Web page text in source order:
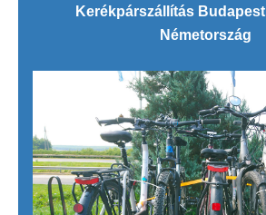
Kerékpárszállítás
Németország